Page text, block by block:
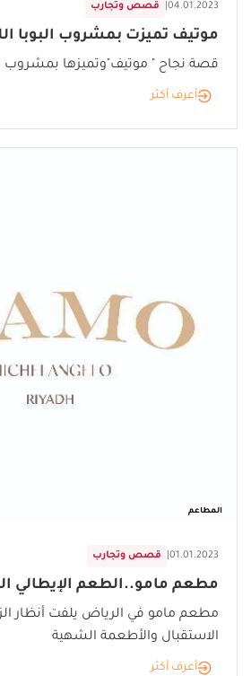
قصص وتجارب 04.01.2023
موتيف تميزت بمشروب البوبا
قصة نجاح " موتيف"وتميزها بمشروب
أعرف أكثر
المطاعم
قصص وتجارب 01.01.2023
مطعم مامو..الطعم الإيطالي
مطعم مامو في الرياض يلفت أنظار
الاستقبال والأطعمة الشهية
أعرف أكثر